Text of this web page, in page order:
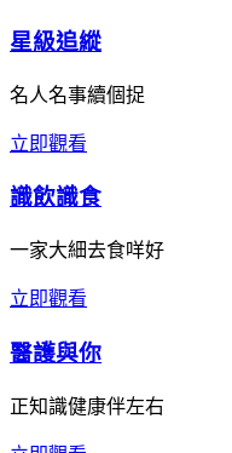
星級追縱
名人名事續個捉
立即觀看
識飲識食
一家大細去食咩好
立即觀看
醫護與你
正知識健康伴左右